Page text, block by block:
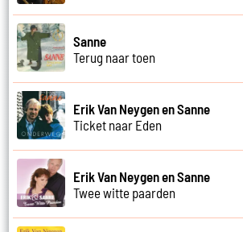
Sanne
Terug naar toen
Erik Van Neygen en Sanne
Ticket naar Eden
Erik Van Neygen en Sanne
Twee witte paarden